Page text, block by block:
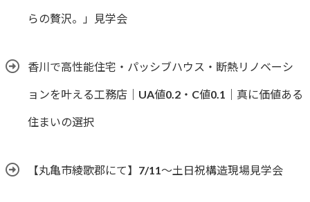
らの贅沢。」見学会
香川で高性能住宅・パッシブハウス・断熱リノベーシ
ョンを叶える工務店｜UA値0.2・C値0.1｜真に価値ある
住まいの選択
【丸亀市綾歌郡にて】7/11～土日祝構造現場見学会